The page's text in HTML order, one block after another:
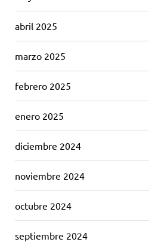
abril 2025
marzo 2025
febrero 2025
enero 2025
diciembre 2024
noviembre 2024
octubre 2024
septiembre 2024